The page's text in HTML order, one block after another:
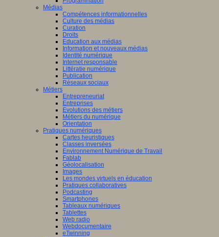
Médias
Compétences informationnelles
Culture des médias
Curation
Droits
Education aux médias
Information et nouveaux médias
Identité numérique
Internet responsable
Littératie numérique
Publication
Réseaux sociaux
Métiers
Entrepreneuriat
Entreprises
Evolutions des métiers
Métiers du numérique
Orientation
Pratiques numériques
Cartes heuristiques
Classes inversées
Environnement Numérique de Travail
Fablab
Géolocalisation
Images
Les mondes virtuels en éducation
Pratiques collaboratives
Podcasting
Smartphones
Tableaux numériques
Tablettes
Web radio
Webdocumentaire
eTwinning